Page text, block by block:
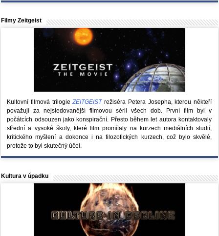
Filmy Zeitgeist
Kultovní filmová trilogieZEITGEISTrežiséra Petera Josepha, kterou někteří
považují za nejsledovanější filmovou sérii všech dob. První film byl v
počátcích odsouzen jako konspirační. Přesto během let autora kontaktovaly
střední a vysoké školy, které film promítaly na kurzech mediálních studií,
kritického myšlení a dokonce i na filozofických kurzech, což bylo skvělé,
protože to byl skutečný účel.
Kultura v úpadku